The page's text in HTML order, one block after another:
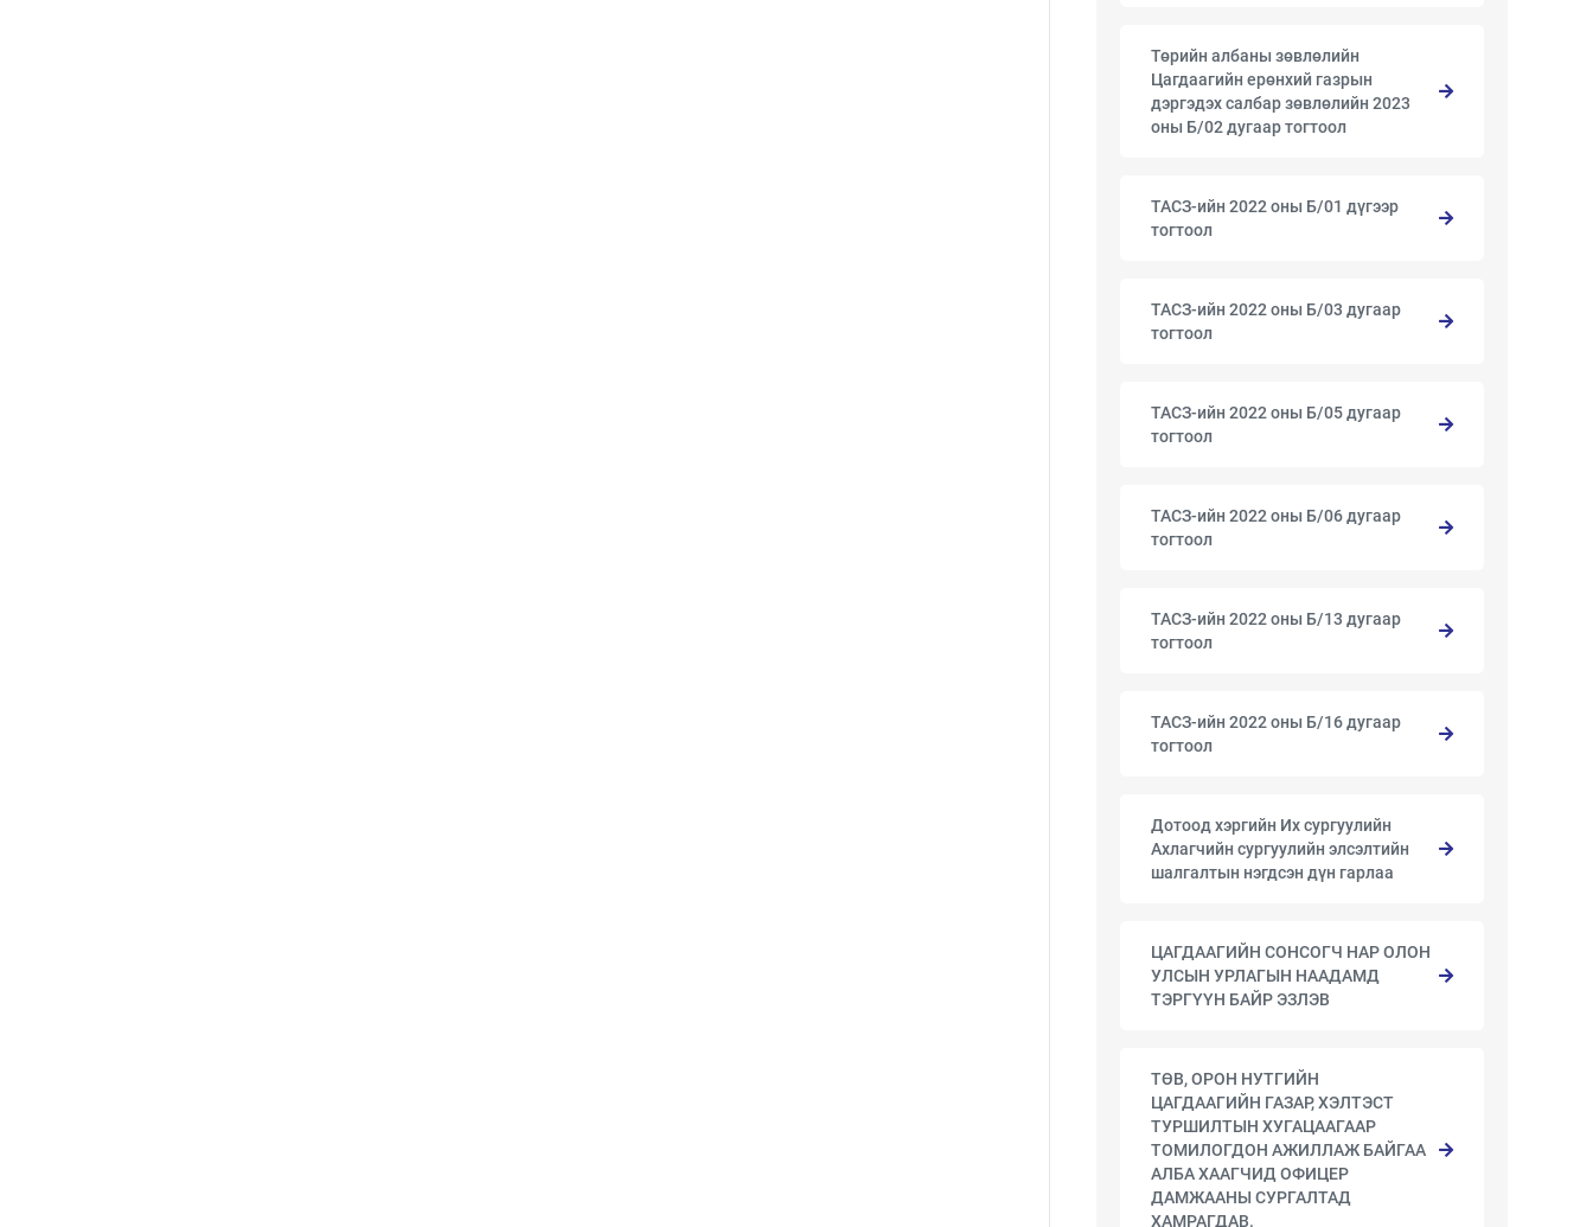
Төрийн албаны зөвлөлийн
Цагдаагийн ерөнхий газрын
дэргэдэх салбар зөвлөлийн 2023
оны Б/02 дугаар тогтоол
ТАСЗ-ийн 2022 оны Б/01 дүгээр
тогтоол
ТАСЗ-ийн 2022 оны Б/03 дугаар
тогтоол
ТАСЗ-ийн 2022 оны Б/05 дугаар
тогтоол
ТАСЗ-ийн 2022 оны Б/06 дугаар
тогтоол
ТАСЗ-ийн 2022 оны Б/13 дугаар
тогтоол
ТАСЗ-ийн 2022 оны Б/16 дугаар
тогтоол
Дотоод хэргийн Их сургуулийн
Ахлагчийн сургуулийн элсэлтийн
шалгалтын нэгдсэн дүн гарлаа
ЦАГДААГИЙН СОНСОГЧ НАР ОЛОН
УЛСЫН УРЛАГЫН НААДАМД
ТЭРГҮҮН БАЙР ЭЗЛЭВ
ТӨВ, ОРОН НУТГИЙН
ЦАГДААГИЙН ГАЗАР, ХЭЛТЭСТ
ТУРШИЛТЫН ХУГАЦААГААР
ТОМИЛОГДОН АЖИЛЛАЖ БАЙГАА
АЛБА ХААГЧИД ОФИЦЕР
ДАМЖААНЫ СУРГАЛТАД
ХАМРАГДАВ.